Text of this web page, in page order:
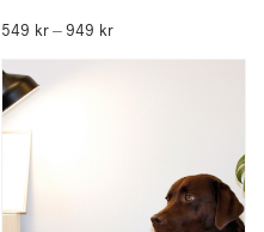
549 kr –949 krPrisintervall: